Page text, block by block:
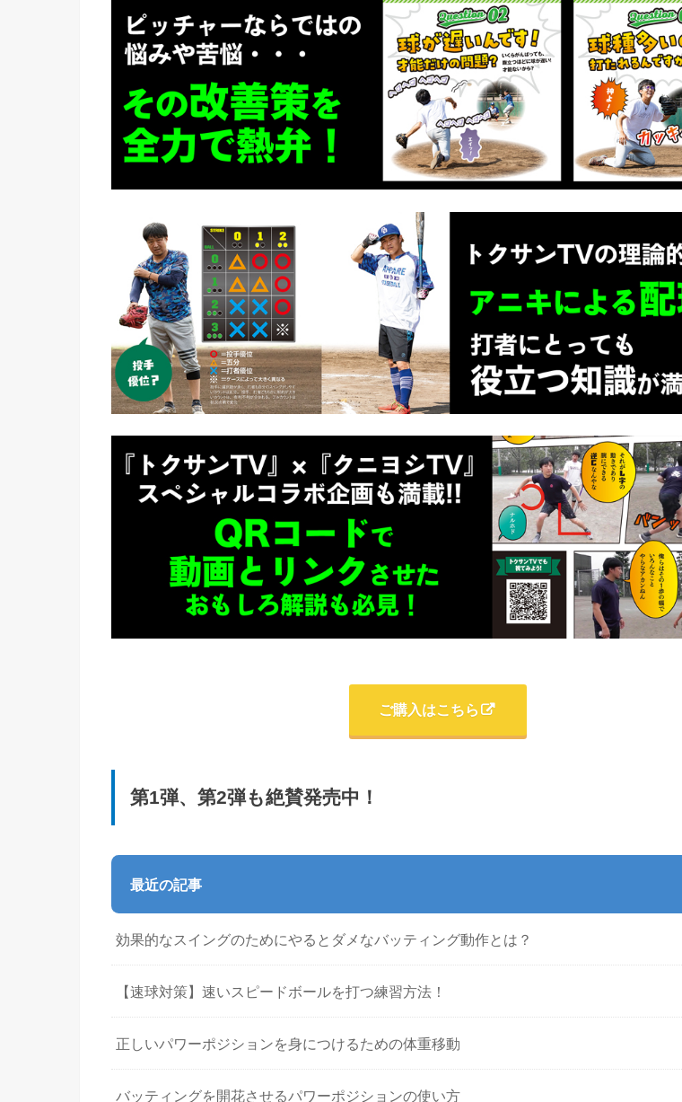
ご購入はこちら
第1弾、第2弾も絶賛発売中！
最近の記事
効果的なスイングのためにやるとダメなバッティング動作とは？
【速球対策】速いスピードボールを打つ練習方法！
正しいパワーポジションを身につけるための体重移動
バッティングを開花させるパワーポジションの使い方